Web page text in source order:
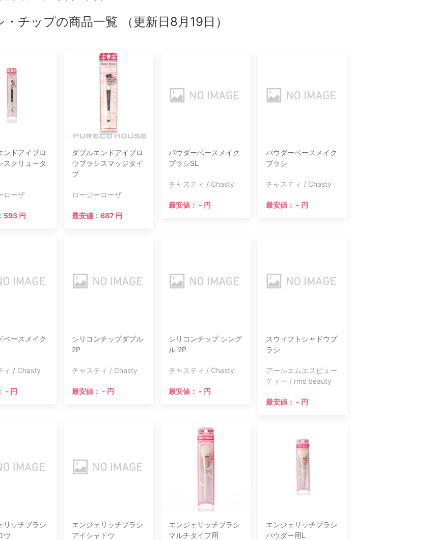
・チップの商品一覧 （更新日8月19日）
ンドアイブロ
スクリュータ
ローザ
593 円
ダブルエンドアイブロ
ウブラシスマッジタイ
プ
ロージーローザ
最安値：687 円
パウダーベースメイク
ブラシSL
チャスティ / Chasty
最安値： - 円
パウダーベースメイク
ブラシ
チャスティ / Chasty
最安値： - 円
ベースメイク
ィ / Chasty
- 円
シリコンチップダブル
2P
チャスティ / Chasty
最安値： - 円
シリコンチップ シング
ル 2P
チャスティ / Chasty
最安値： - 円
スウィフトシャドウブ
ラシ
アールエムエスビュー
ティー / rms beauty
最安値： - 円
リッチブラシ
ウ
エンジェリッチブラシ
アイシャドウ
エンジェリッチブラシ
マルチタイプ用
エンジェリッチブラシ
パウダー用L